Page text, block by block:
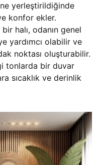
yerleştirildiğinde
konfor ekler.
halı, odanın genel
yardımcı olabilir ve
noktası oluşturabilir.
tonlarda bir duvar
sıcaklık ve derinlik